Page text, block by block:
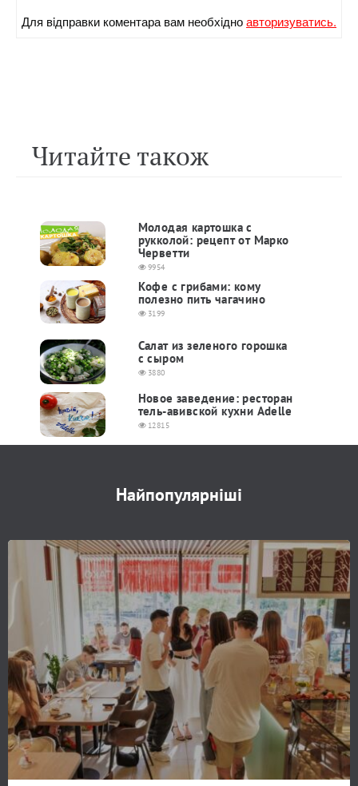
Для вiдправки коментара вам необхiдноавторизуватись.
Читайте також
Молодая картошка с
рукколой: рецепт от Марко
Черветти
9954
Кофе с грибами: кому
полезно пить чагачино
3199
Салат из зеленого горошка
с сыром
3880
Новое заведение: ресторан
тель-авивской кухни Adelle
12815
Найпопулярніші